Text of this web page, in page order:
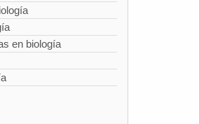
en biología